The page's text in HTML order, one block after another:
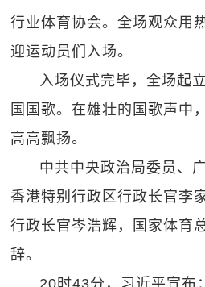
行业体育协会。全场观众用
迎运动员们入场。
入场仪式完毕，全场起
国国歌。在雄壮的国歌声中
高高飘扬。
中共中央政治局委员、
香港特别行政区行政长官李
行政长官岑浩辉，国家体育
辞。
20时43分，习近平宣布